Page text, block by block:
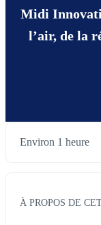
Midi
l’air, de la
Environ 1 heure
À PROPOS DE